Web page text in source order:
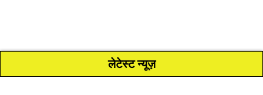
लेटेस्ट न्यूज़